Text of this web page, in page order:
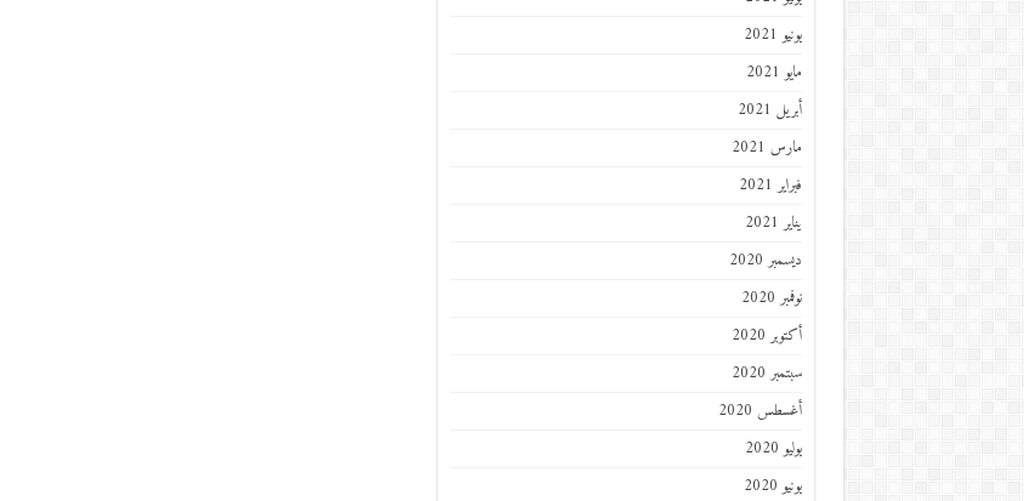
يونيو 2021
مايو 2021
أبريل 2021
مارس 2021
فبراير 2021
يناير 2021
ديسمبر 2020
نوفمبر 2020
أكتوبر 2020
سبتمبر 2020
أغسطس 2020
يوليو 2020
يونيو 2020